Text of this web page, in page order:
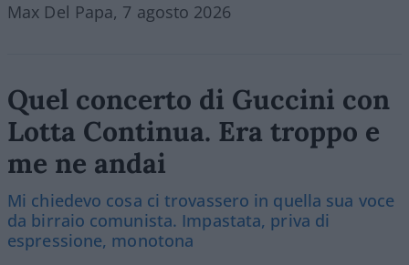
Max Del Papa, 7 agosto 2026
Quel concerto di Guccini con
Lotta Continua. Era troppo e
me ne andai
Mi chiedevo cosa ci trovassero in quella sua voce
da birraio comunista. Impastata, priva di
espressione, monotona